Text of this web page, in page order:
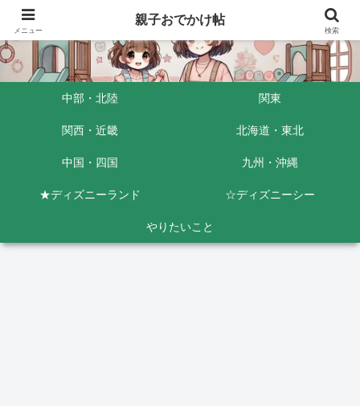
中部・北陸 関東
関西・近畿 北海道・東北
中国・四国 九州・沖縄
★ディズニーランド ☆ディズニーシー
やりたいこと
メニュー
親子おでかけ帖
検索